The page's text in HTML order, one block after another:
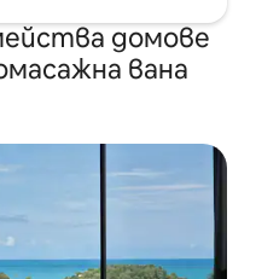
домове
вана